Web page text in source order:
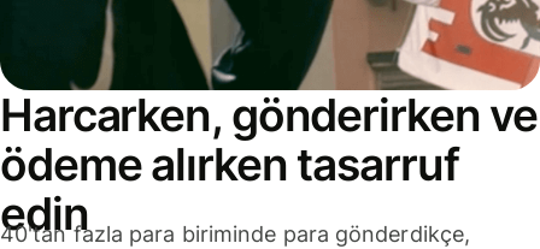
Harcarken, gönderirken ve
ödeme alırken tasarruf
edin
40'tan fazla para biriminde para gönderdikçe,